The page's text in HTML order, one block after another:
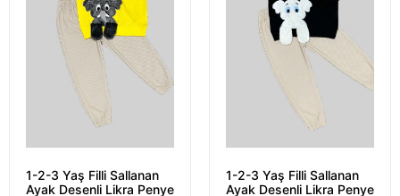
1-2-3 Yaş Filli Sallanan
Ayak Desenli Likra Penye
1-2-3 Yaş Filli Sallanan
Ayak Desenli Likra Penye